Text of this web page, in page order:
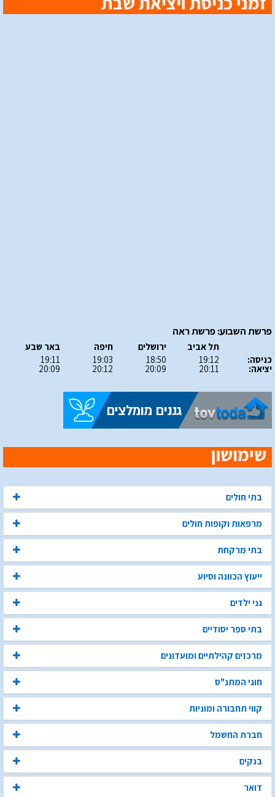
פרשת השבוע: פרשת ראה
כניסה:
יציאה:
תל אביב
19:12
20:11
ירושלים
18:50
20:09
חיפה
19:03
20:12
באר שבע
19:11
20:09
בתי חולים
מרפאות וקופות חולים
בתי מרקחת
ייעוץ הכוונה וסיוע
גני ילדים
בתי ספר יסודיים
מרכזים קהילתיים ומועדונים
חוגי המתנ"ס
קווי תחבורה ומוניות
חברת החשמל
בנקים
דואר